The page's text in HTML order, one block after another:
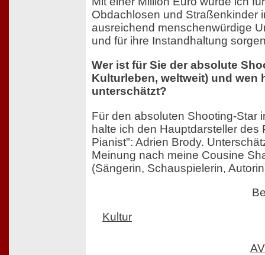
Obdachlosen und Straßenkinder
ausreichend menschenwürdige
und für ihre Instandhaltung
Wer ist für Sie der absolute
Kulturleben, weltweit) und wen
unterschätzt?
Für den absoluten Shooting-Star
halte ich den Hauptdarsteller des
Pianist": Adrien Brody.
Meinung nach meine Cousine
(Sängerin, Schauspielerin,
Kultur